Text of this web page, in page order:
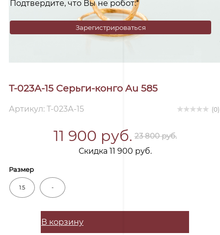
Т-023А-15 Серьги-конго Au 585
Артикул: Т-023А-15 (0)
11 900 руб. 23 800 руб.
Скидка 11 900 руб.
Размер
1.5 -
В корзину
Подтвердите, что Вы не робот:*
Зарегистрироваться